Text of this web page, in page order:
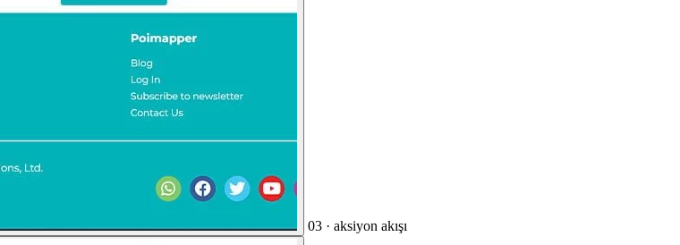
03 · aksiyon akışı